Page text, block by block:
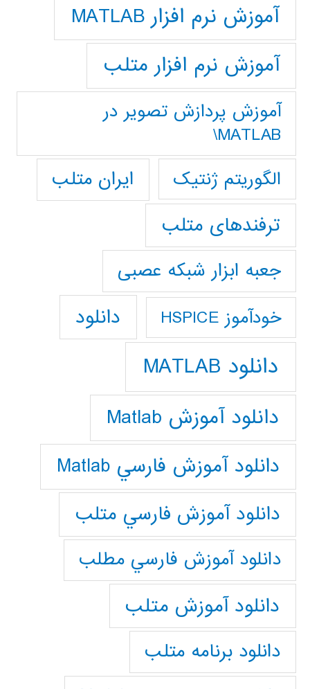
آموزش نرم افزار MATLAB
آموزش نرم افزار متلب
آموزش پردازش تصوير در
MATLAB\
الگوریتم ژنتیک
ایران متلب
ترفندهای متلب
جعبه ابزار شبکه عصبی
خودآموز HSPICE دانلود
دانلود MATLAB
دانلود آموزش Matlab
دانلود آموزش فارسي Matlab
دانلود آموزش فارسي متلب
دانلود آموزش فارسي مطلب
دانلود آموزش متلب
دانلود برنامه متلب